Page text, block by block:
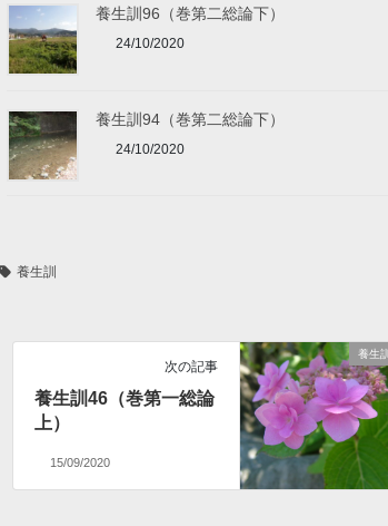
養生訓96（巻第二総論下）
24/10/2020
養生訓94（巻第二総論下）
24/10/2020
養生訓
養生訓
次の記事
養生訓46（巻第一総論
上）
15/09/2020